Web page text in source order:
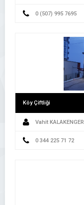
0 (507) 995 7695
Köy Çiftliği
Vahit KALAKENGER
0 344 225 71 72